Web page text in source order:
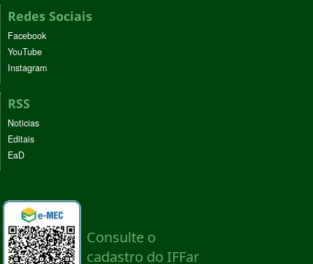
Redes Sociais
Facebook
YouTube
Instagram
RSS
Noticias
Editais
EaD